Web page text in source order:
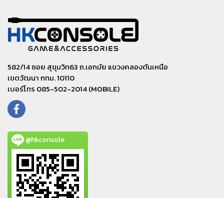
582/14 ซอย สุขุมวิท63 ถ.เอกมัย แขวงคลองตันเหนือ
เขตวัฒนา กทม. 10110
เบอร์โทร 085-502-2014 (MOBILE)
@hkconsole